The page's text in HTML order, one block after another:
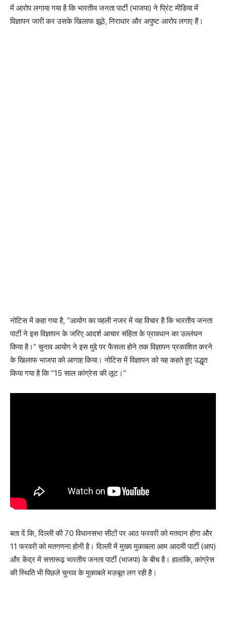
में आरोप लगाया गया है कि भारतीय जनता पार्टी (भाजपा) ने प्रिंट मीडिया में
विज्ञापन जारी कर उसके खिलाफ झूठे, निराधार और अपुष्ट आरोप लगाए हैं।
नोटिस में कहा गया है, “आयोग का पहली नजर में यह विचार है कि भारतीय जनता
पार्टी ने इस विज्ञापन के जरिए आदर्श आचार संहिता के प्रावधान का उल्लंघन
किया है।” चुनाव आयोग ने इस मुद्दे पर फैसला होने तक विज्ञापन प्रकाशित करने
के खिलाफ भाजपा को आगाह किया। नोटिस में विज्ञापन को यह कहते हुए उद्धृत
किया गया है कि “15 साल कांग्रेस की लूट।”
बता दें कि, दिल्ली की 70 विधानसभा सीटों पर आठ फरवरी को मतदान होगा और
11 फरवरी को मतगणना होनी है। दिल्ली में मुख्य मुकाबला आम आदमी पार्टी (आप)
और केंद्र में सत्तारूढ़ भारतीय जनता पार्टी (भाजपा) के बीच है। हालांकि, कांग्रेस
की स्थिति भी पिछले चुनाव के मुकाबले मज़बूत लग रही है।